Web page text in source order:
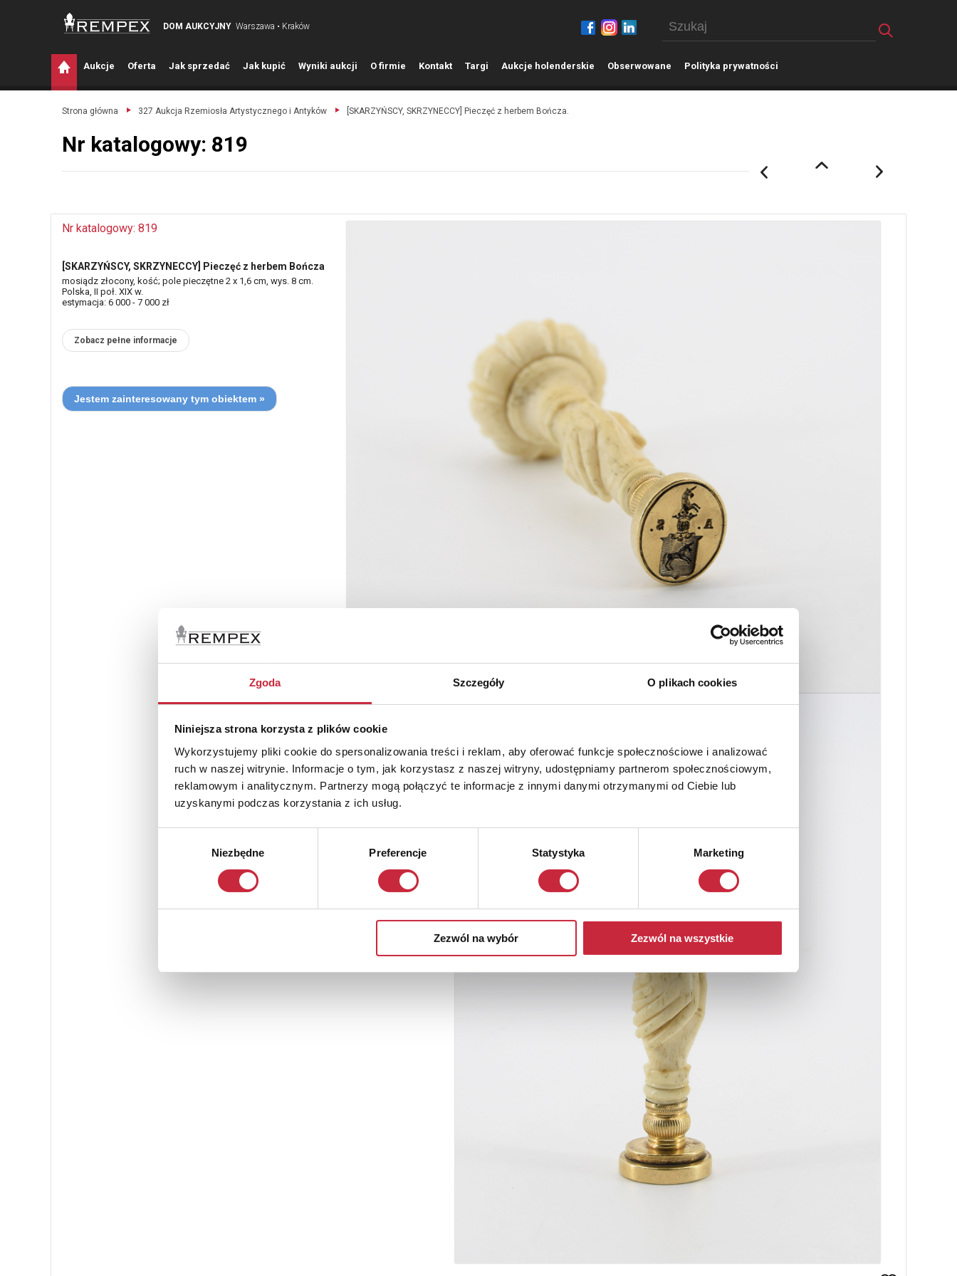
Zgoda Szczegóły O plikach cookies
Niniejsza strona korzysta z plików cookie
Wykorzystujemy pliki cookie do spersonalizowania treści i reklam, aby oferować funkcje społecznościowe i analizować
ruch w naszej witrynie. Informacje o tym, jak korzystasz z naszej witryny, udostępniamy partnerom społecznościowym,
reklamowym i analitycznym. Partnerzy mogą połączyć te informacje z innymi danymi otrzymanymi od Ciebie lub
uzyskanymi podczas korzystania z ich usług.
Niezbędne Preferencje Statystyka Marketing
Zezwól na wybór Zezwól na wszystkie
DOM AUKCYJNY Warszawa • Kraków
Aukcje Oferta Jak sprzedać Jak kupić Wyniki aukcji O firmie Kontakt Targi Aukcje holenderskie Obserwowane Polityka prywatności
Strona główna 327 Aukcja Rzemiosła Artystycznego i Antyków [SKARZYŃSCY, SKRZYNECCY] Pieczęć z herbem Bończa.
Nr katalogowy: 819
Nr katalogowy: 819
[SKARZYŃSCY, SKRZYNECCY] Pieczęć z herbem Bończa
mosiądz złocony, kość; pole pieczętne 2 x 1,6 cm, wys. 8 cm.
Polska, II poł. XIX w.
estymacja: 6 000 - 7 000 zł
Zobacz pełne informacje